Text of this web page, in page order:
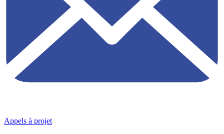
Appels à projet